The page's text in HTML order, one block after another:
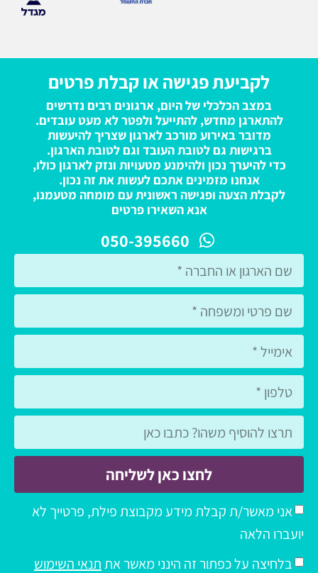
לקביעת פגישה או קבלת פרטים
במצב הכלכלי של היום, ארגונים רבים נדרשים
להתארגן מחדש, להתייעל ולפטר לא מעט עובדים.
מדובר באירוע מורכב לארגון שצריך להיעשות
ברגישות גם לטובת העובד וגם לטובת הארגון.
כדי להיערך נכון ולהימנע מטעויות ונזק לארגון כולו,
אנחנו מזמינים אתכם לעשות את זה נכון.
לקבלת הצעה ופגישה ראשונית עם מומחה מטעמנו,
אנא השאירו פרטים
050-395660
אני מאשר/ת קבלת מידע מקבוצת פילת, פרטייך לא
יועברו הלאה
בלחיצה על כפתור זה הינני מאשר אתתנאי השימוש
לחצו כאן לשליחה